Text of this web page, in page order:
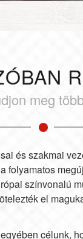
meg
és szakmai
folyamatos
színvonalú
el
célunk,